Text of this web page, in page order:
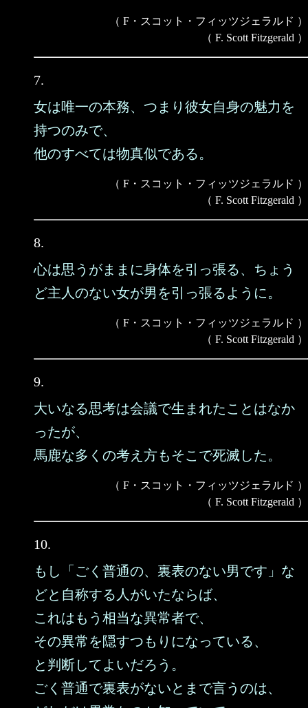
（ F・スコット・フィッツジェラルド ）
（ F. Scott Fitzgerald ）
7.
女は唯一の本務、つまり彼女自身の魅力を
持つのみで、
他のすべては物真似である。
（ F・スコット・フィッツジェラルド ）
（ F. Scott Fitzgerald ）
8.
心は思うがままに身体を引っ張る、ちょう
ど主人のない女が男を引っ張るように。
（ F・スコット・フィッツジェラルド ）
（ F. Scott Fitzgerald ）
9.
大いなる思考は会議で生まれたことはなか
ったが、
馬鹿な多くの考え方もそこで死滅した。
（ F・スコット・フィッツジェラルド ）
（ F. Scott Fitzgerald ）
10.
もし「ごく普通の、裏表のない男です」な
どと自称する人がいたならば、
これはもう相当な異常者で、
その異常を隠すつもりになっている、
と判断してよいだろう。
ごく普通で裏表がないとまで言うのは、